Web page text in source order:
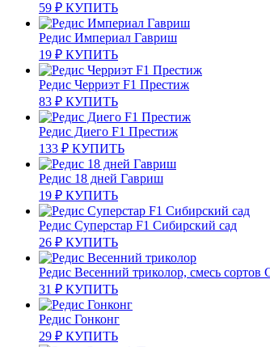
59 ₽ КУПИТЬ
Редис Империал Гавриш
19 ₽ КУПИТЬ
Редис Черриэт F1 Престиж
83 ₽ КУПИТЬ
Редис Диего F1 Престиж
133 ₽ КУПИТЬ
Редис 18 дней Гавриш
19 ₽ КУПИТЬ
Редис Суперстар F1 Сибирский сад
26 ₽ КУПИТЬ
Редис Весенний триколор, смесь сортов
31 ₽ КУПИТЬ
Редис Гонконг
29 ₽ КУПИТЬ